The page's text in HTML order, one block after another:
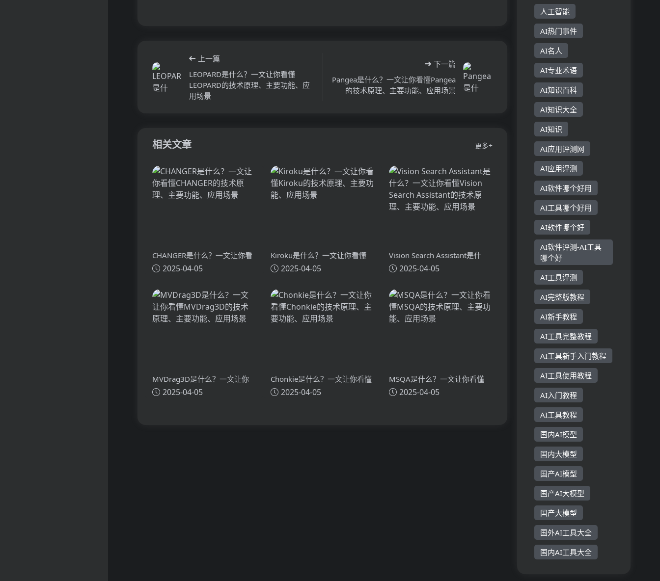
上一篇
LEOPARD是什么？一文让你看懂
LEOPARD的技术原理、主要功能、应
用场景
下一篇
Pangea是什么？一文让你看懂Pangea
的技术原理、主要功能、应用场景
相关文章 更多+
CHANGER是什么？一文让你看
懂CHANGER的技术原理、主要
2025-04-05
Kiroku是什么？一文让你看懂
Kiroku的技术原理、主要功能、
2025-04-05
Vision Search Assistant是什
么？一文让你看懂Vision
主要功能、应用场景
2025-04-05
MVDrag3D是什么？一文让你
看懂MVDrag3D的技术原理、
2025-04-05
Chonkie是什么？一文让你看懂
Chonkie的技术原理、主要功
2025-04-05
MSQA是什么？一文让你看懂
MSQA的技术原理、主要功能、
2025-04-05
AI...
人工智能
AI热门事件
AI名人
AI专业术语
AI知识百科
AI知识大全
AI知识
AI应用评测网
AI应用评测
AI软件哪个好用
AI工具哪个好用
AI软件哪个好
AI软件评测-AI工具
哪个好
AI工具评测
AI完整版教程
AI新手教程
AI工具完整教程
AI工具新手入门教程
AI工具使用教程
AI入门教程
AI工具教程
国内AI模型
国内大模型
国产AI模型
国产AI大模型
国产大模型
国外AI工具大全
国内AI工具大全